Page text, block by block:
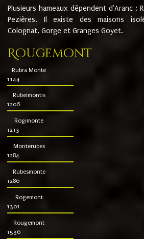
Plusieurs hameaux dépendent d'Aranc :
Pezières. Il existe des maisons
Colognat, Gorge et Granges Goyet.
Rougemont
Rubra Monte
1144
Rubeimontis
1206
Rogimonte
1213
Monterubes
1284
Rubesmonte
1286
Rogemont
1301
Rougemont
1536